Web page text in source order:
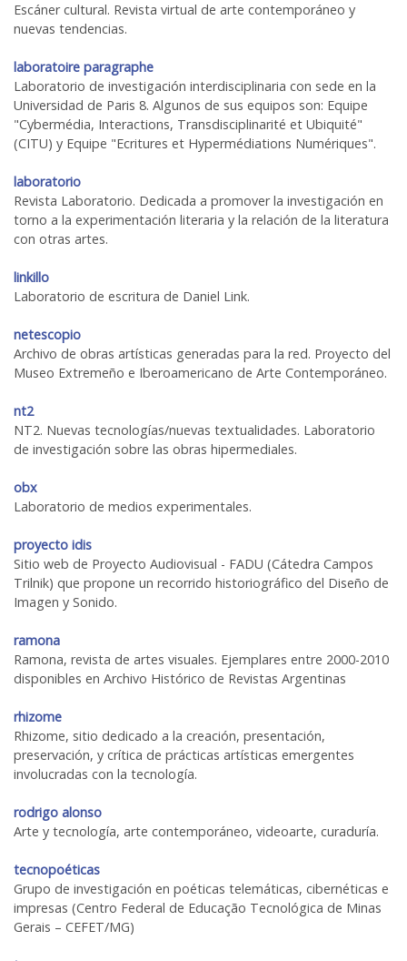
Escáner cultural. Revista virtual de arte contemporáneo y
nuevas tendencias.
laboratoire paragraphe
Laboratorio de investigación interdisciplinaria con sede en la
Universidad de Paris 8. Algunos de sus equipos son: Equipe
"Cybermédia, Interactions, Transdisciplinarité et Ubiquité"
(CITU) y Equipe "Ecritures et Hypermédiations Numériques".
laboratorio
Revista Laboratorio. Dedicada a promover la investigación en
torno a la experimentación literaria y la relación de la literatura
con otras artes.
linkillo
Laboratorio de escritura de Daniel Link.
netescopio
Archivo de obras artísticas generadas para la red. Proyecto del
Museo Extremeño e Iberoamericano de Arte Contemporáneo.
nt2
NT2. Nuevas tecnologías/nuevas textualidades. Laboratorio
de investigación sobre las obras hipermediales.
obx
Laboratorio de medios experimentales.
proyecto idis
Sitio web de Proyecto Audiovisual - FADU (Cátedra Campos
Trilnik) que propone un recorrido historiográfico del Diseño de
Imagen y Sonido.
ramona
Ramona, revista de artes visuales. Ejemplares entre 2000-2010
disponibles en Archivo Histórico de Revistas Argentinas
rhizome
Rhizome, sitio dedicado a la creación, presentación,
preservación, y crítica de prácticas artísticas emergentes
involucradas con la tecnología.
rodrigo alonso
Arte y tecnología, arte contemporáneo, videoarte, curaduría.
tecnopoéticas
Grupo de investigación en poéticas telemáticas, cibernéticas e
impresas (Centro Federal de Educação Tecnológica de Minas
Gerais – CEFET/MG)